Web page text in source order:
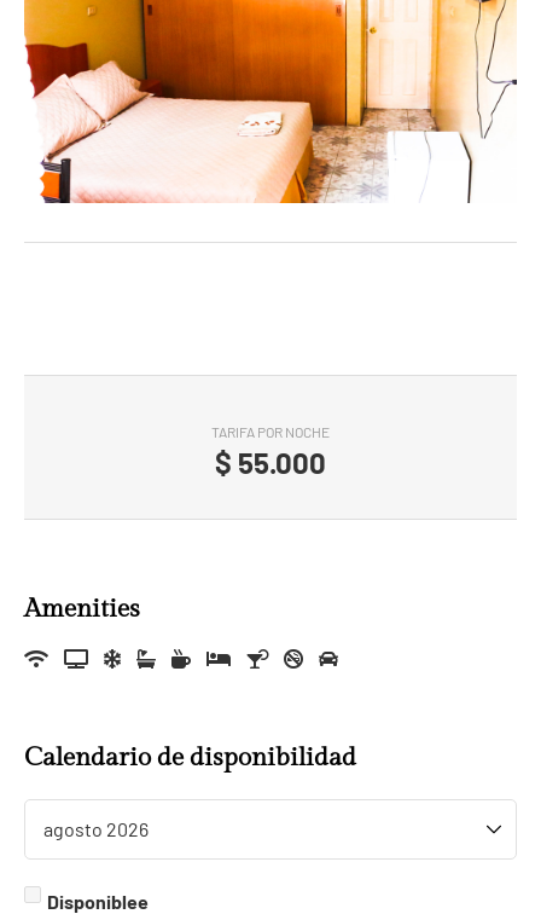
TARIFA POR NOCHE
$ 55.000
Amenities
Calendario de disponibilidad
Disponiblee